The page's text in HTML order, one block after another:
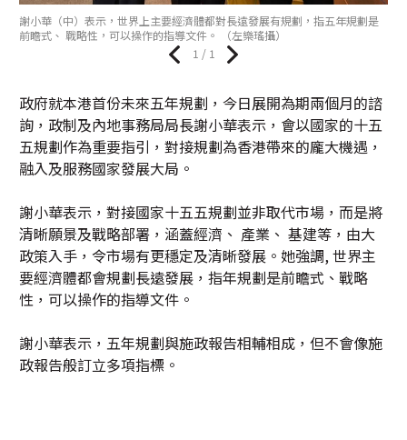
謝小華（中）表示，世界上主要經濟體都對長遠發展有規劃，指五年規劃是
前瞻式、 戰略性，可以操作的指導文件。 （左樂瑤攝）
1 / 1
政府就本港首份未來五年規劃，今日展開為期兩個月的諮
詢，政制及內地事務局局長謝小華表示，會以國家的十五
五規劃作為重要指引，對接規劃為香港帶來的龐大機遇，
融入及服務國家發展大局。
謝小華表示，對接國家十五五規劃並非取代市場，而是將
清晰願景及戰略部署，涵蓋經濟、 產業、 基建等，由大
政策入手，令市場有更穩定及清晰發展。她強調, 世界主
要經濟體都會規劃長遠發展，指年規劃是前瞻式、戰略
性，可以操作的指導文件。
謝小華表示，五年規劃與施政報告相輔相成，但不會像施
政報告般訂立多項指標。